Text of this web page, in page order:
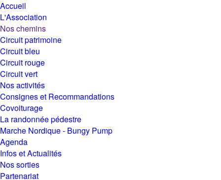
Accueil
L'Association
Nos chemins
Circuit patrimoine
Circuit bleu
Circuit rouge
Circuit vert
Nos activités
Consignes et Recommandations
Covoiturage
La randonnée pédestre
Marche Nordique - Bungy Pump
Agenda
Infos et Actualités
Nos sorties
Partenariat